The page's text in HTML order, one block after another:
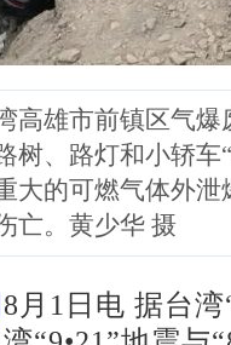
高雄市前镇区气爆
树、路灯和小轿
大的可燃气体外
亡。黄少华 摄
8月1日电 据台